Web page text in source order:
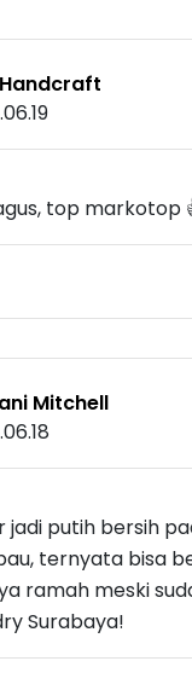
Handcraft
top markotop
Mitchell
putih bersih
ternyata bisa
ramah meski
Surabaya!